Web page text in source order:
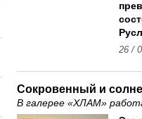
26 /
Сокровенный и
В галерее «ХЛАМ»